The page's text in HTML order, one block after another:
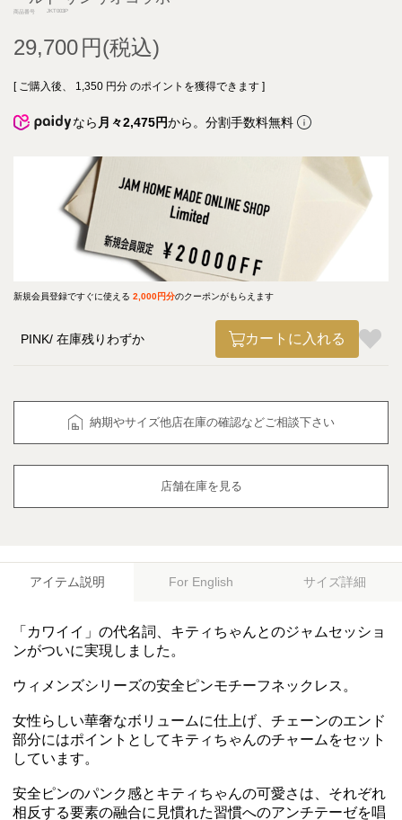
商品番号 JKT003P
29,700
[ ご購入後、 1,350 円分 のポイントを獲得できます ]
なら 月々2,475円から。分割手数料無料
新規会員登録ですぐに使える 2,000円分のクーポンがもらえます
PINK 在庫残りわずか カートに入れる
納期やサイズ他店在庫の確認などご相談下さい
店舗在庫を見る
アイテム説明 For English サイズ詳細
「カワイイ」の代名詞、キティちゃんとのジャムセッショ
ンがついに実現しました。
ウィメンズシリーズの安全ピンモチーフネックレス。
女性らしい華奢なボリュームに仕上げ、チェーンのエンド
部分にはポイントとしてキティちゃんのチャームをセット
しています。
安全ピンのパンク感とキティちゃんの可愛さは、それぞれ
相反する要素の融合に見慣れた習慣へのアンチテーゼを唱